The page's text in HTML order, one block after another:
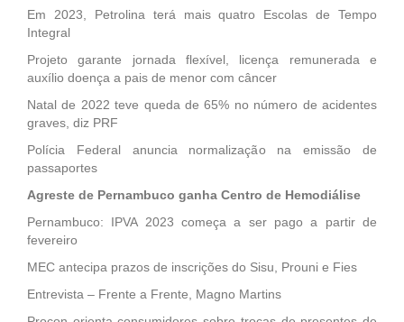
Em 2023, Petrolina terá mais quatro Escolas de Tempo
Integral
Projeto garante jornada flexível, licença remunerada e
auxílio doença a pais de menor com câncer
Natal de 2022 teve queda de 65% no número de acidentes
graves, diz PRF
Polícia Federal anuncia normalização na emissão de
passaportes
Agreste de Pernambuco ganha Centro de Hemodiálise
Pernambuco: IPVA 2023 começa a ser pago a partir de
fevereiro
MEC antecipa prazos de inscrições do Sisu, Prouni e Fies
Entrevista – Frente a Frente, Magno Martins